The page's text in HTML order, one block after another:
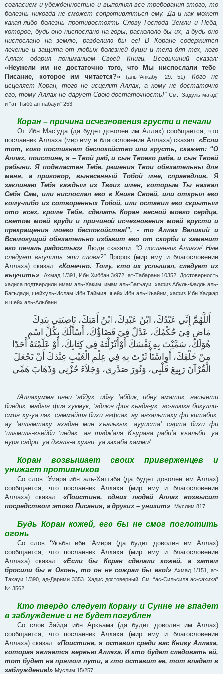
согласием и убежденностью и выполнял все требования этого, то
болезнь никогда не сможет сопротивляться ему. Да и как может
какая-либо болезнь противостоять Слову Господа Земли и Неба,
которое, будь оно ниспослано на горы, раскололо бы их, а будь оно
ниспослано на землю, разделило бы ее! В Коране содержится
лечение и защита от любых болезней души и тела для тех, кого
Аллах одарил пониманием Своей Книги. Всевышний сказал:
«Неужели им не достаточно того, что Мы ниспослали тебе
Писание, которое им читается?»
(аль-‘Анкабут 29: 51).
Кого не
исцеляет Коран, того не исцелит Аллах, а кому не достаточно
его, тому Аллах не дарует Свою достаточность!” См. “Задуль-ма’ад”
и “ат-Тыбб ан-набауи” 253.
Коран – причина исчезновения грусти и печали
От Ибн Мас’уда (да будет доволен им Аллах) сообщается, что
посланник Аллаха (мир ему и благословение Аллаха) сказал: «Если
тот, кого постигнет беспокойство или грусть, скажет: “О
Аллах, поистине, я – Твой раб, и сын Твоего раба, и сын Твоей
рабыни. Я подвластен Тебе, решения Твои обязательны для
меня, а приговор, вынесенный Тобой мне, справедлив. Я
заклинаю Тебя каждым из Твоих имен, которым Ты назвал
Себя Сам, или ниспослал его в Книге Своей, или открыл его
кому-либо из сотворенных Тобой, или оставил его скрытым
ото всех, кроме Тебя, сделать Коран весной моего сердца,
светом моей груди и причиной исчезновения моей грусти и
прекращения моего беспокойства!”, - то Аллах Великий и
Всемогущий обязательно избавит его от скорби и заменит
его печаль радостью» . Люди сказали: “О посланник Аллаха! Нам
следует выучить эти слова?”Пророк (мир ему и благословение
Аллаха) сказал:«Конечно. Тому, кто их услышал, следует их
выучить»
Ахмад 1/391, Ибн Хиббан 3/972, ат-Табарани 10352. Достоверность
хадиса подтвердили имам аль-Хаким, имам аль-Багъауи, хафиз Абуль-Фадль аль-
Багъдади, шейхуль-Ислам Ибн Таймия, шейх Ибн аль-Къайим, хафиз Ибн Хаджар
и шейх аль-Альбани.
أَللَّهُمَّ إِنِّي عَبْدُكَ، ابْنُ عَبْدِكَ، ابْنُ أَمَتِكَ، نَاصِيَتِي بِيَدِكَ
مَاضٍ فِيَ حُكْمُكَ، عَدْلٌ فِيَ قَضَاؤُكَ، أَسْأَلُكَ بِكُلِّ اسْمٍ
هُوَلَكَ، سَمَّيْتَ بِهِ نَفْسَكَ أَوْأَنْزَلْتَهُ فِي كِتَابِكَ، أَوْ عَلَّمْتَهُ أَحَدًا
مِنْ خَلْقِكَ، أَوِاسْتَأْ ثَرْتَ بِهِ فِي عِلْمِ الْغَيْبِ عِنْدَكَ أَنْ تَجْعَلَ
الْقُرْآنَ رَبِيعَ قَلْبِي، وَنُورَ صَدْرِي، وَجَلاَءَ حُزْنِي وَذَهَابَ هَمِّي
/Аллахумма инни ‘абдук, ибну ‘абдик, ибну аматик, насыети
биедик, мадын фия хукмук, ‘адлюн фия къада-ук, ас-алюка бикулли-
смин ху-уа ляк, саммайта бихи нафсак, ау анзальтаху фи китабик,
ау ‘аллямтаху ахадан мин хъалькык, аууиста‘ сарта бихи фи
‘ильмиль-гъейби ‘индак, ан тадж’аля Къурана раби’а къальби, уа
нура садри, уа джаля-а хузни, уа захаба хамми/.
Коран возвышает своих приверженцев и
унижает противников
Со слов ‘Умара ибн аль-Хаттаба (да будет доволен им Аллах)
сообщается, что посланник Аллаха (мир ему и благословение
Аллаха) сказал: «Поистине, одних людей Аллах возвысит
посредством этого Писания, а других – унизит»
Муслим 817.
Будь Коран кожей, его бы не смог поглотить
огонь
Со слов ‘Укъбы ибн ‘Амира (да будет доволен им Аллах)
сообщается, что посланник Аллаха (мир ему и благословение
Аллаха) сказал:«Если бы Коран сделали кожей, а затем
бросили бы в Огонь, то он не сожрал бы его!» Ахмад 1/151, ат-
Тахауи 1/390, ад-Дарими 3353. Хадис достоверный. См. “ас-Сильсиля ас-сахиха”
№ 3562.
Кто твердо следует Корану и Сунне не впадет
в заблуждение и не будет погублен
Со слов Зайда ибн Аркъама (да будет доволен им Аллах)
сообщается, что посланник Аллаха (мир ему и благословение
Аллаха) сказал:«Поистине, я оставил среди вас Книгу Аллаха,
которая является вервью Аллаха. И кто будет следовать ей,
тот будет на прямом пути, а кто оставит ее, тот впадет в
заблуждение!» Муслим 15/257.